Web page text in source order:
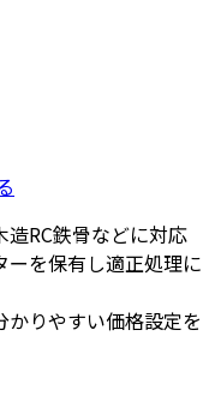
RC鉄骨などに対応
ーを保有し適正処理に
りやすい価格設定を